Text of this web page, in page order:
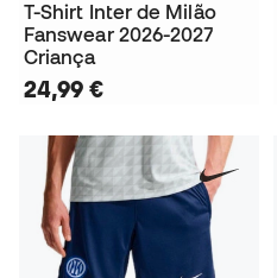
T-Shirt Inter de Milão
Fanswear 2026-2027
Criança
24,99 €